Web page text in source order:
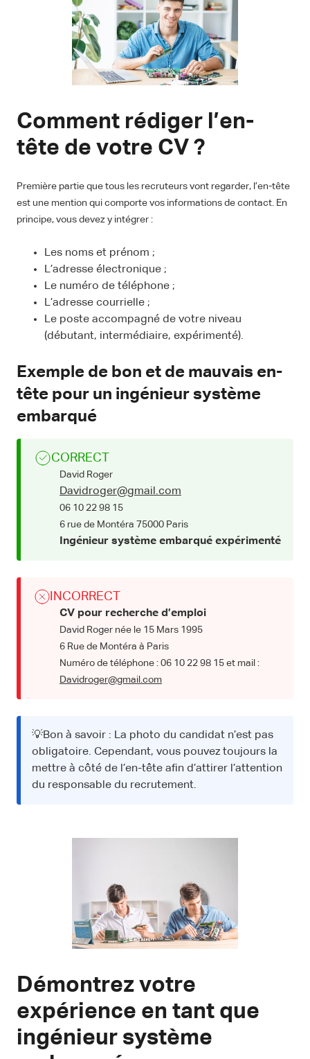
Comment rédiger l’en-
tête de votre CV ?
Première partie que tous les recruteurs vont regarder, l’en-tête
est une mention qui comporte vos informations de contact. En
principe, vous devez y intégrer :
Les noms et prénom ;
L’adresse électronique ;
Le numéro de téléphone ;
L’adresse courrielle ;
Le poste accompagné de votre niveau
(débutant, intermédiaire, expérimenté).
Exemple de bon et de mauvais en-
tête pour un ingénieur système
embarqué
CORRECT
David Roger
Davidroger@gmail.com
06 10 22 98 15
6 rue de Montéra 75000 Paris
Ingénieur système embarqué expérimenté
INCORRECT
CV pour recherche d’emploi
David Roger née le 15 Mars 1995
6 Rue de Montéra à Paris
Numéro de téléphone : 06 10 22 98 15 et mail :
Davidroger@gmail.com
💡Bon à savoir : La photo du candidat n’est pas
obligatoire. Cependant, vous pouvez toujours la
mettre à côté de l’en-tête afin d’attirer l’attention
du responsable du recrutement.
Démontrez votre
expérience en tant que
ingénieur système